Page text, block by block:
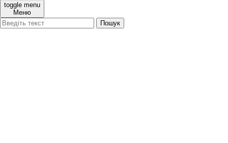
toggle menu
Меню